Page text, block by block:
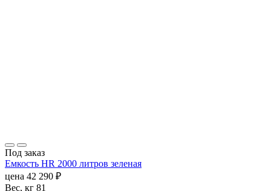
Под заказ
Емкость HR 2000 литров зеленая
цена 42 290 ₽
Вес, кг 81